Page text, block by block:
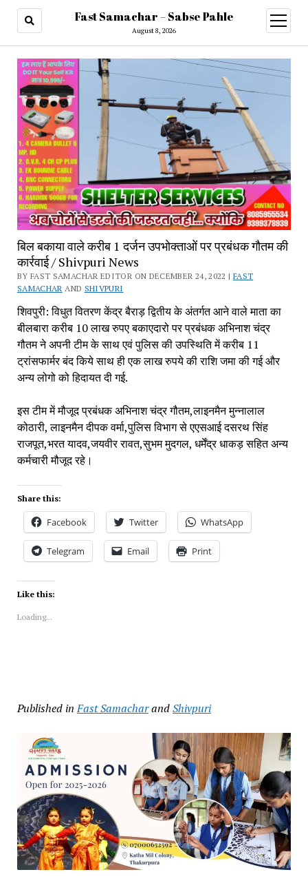
Fast Samachar – Sabse Pahle
August 8, 2026
open
menu
बिल बकाया वाले करीब 1 दर्जन उपभोक्ताओं पर प्रबंधक गौतम की
कार्रवाई / Shivpuri News
BY FAST SAMACHAR EDITOR ON DECEMBER 24, 2022 | FAST
SAMACHAR AND SHIVPURI
शिवपुरी: विधुत वितरण केंद्र बैराड़ द्वितीय के अंतर्गत आने वाले माता का
बीलबारा करीब 10 लाख रुपए बकाएदारो पर प्रबंधक अभिनाश चंद्र
गौतम ने अपनी टीम के साथ एवं पुलिस की उपस्थिति में करीब 11
ट्रांसफार्मर बंद किये साथ ही एक लाख रुपये की राशि जमा की गई और
अन्य लोगो को हिदायत दी गई.
इस टीम में मौजूद प्रबंधक अभिनाश चंद्र गौतम,लाइनमैन मुन्नालाल
कोठारी, लाइनमैन दीपक वर्मा,पुलिस विभाग से एएसआई दसरथ सिंह
राजपूत,भरत यादव,जयवीर रावत,सुभम मुदगल, धर्मेंद्र धाकड़ सहित अन्य
कर्मचारी मौजूद रहे।
Share this:
Facebook Twitter WhatsApp
Telegram Email Print
Like this:
Loading...
Published in Fast SamacharandShivpuri